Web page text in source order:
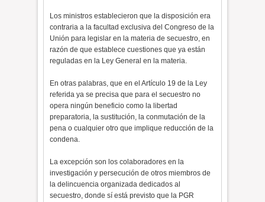
Los ministros establecieron que la disposición era
contraria a la facultad exclusiva del Congreso de la
Unión para legislar en la materia de secuestro, en
razón de que establece cuestiones que ya están
reguladas en la Ley General en la materia.
En otras palabras, que en el Artículo 19 de la Ley
referida ya se precisa que para el secuestro no
opera ningún beneficio como la libertad
preparatoria, la sustitución, la conmutación de la
pena o cualquier otro que implique reducción de la
condena.
La excepción son los colaboradores en la
investigación y persecución de otros miembros de
la delincuencia organizada dedicados al
secuestro, donde sí está previsto que la PGR